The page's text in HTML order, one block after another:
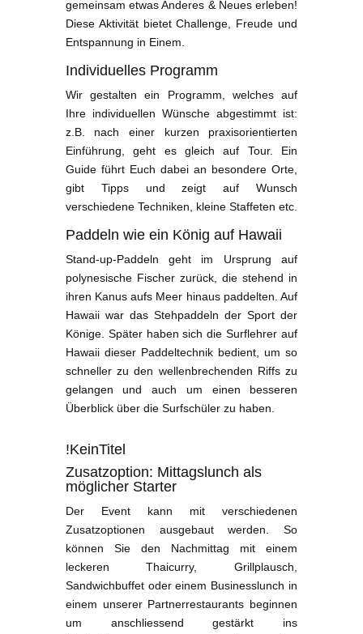
gemeinsam etwas Anderes & Neues erleben!
Diese Aktivität bietet Challenge, Freude und
Entspannung in Einem.
Individuelles Programm
Wir gestalten ein Programm, welches auf
Ihre individuellen Wünsche abgestimmt ist:
z.B. nach einer kurzen praxisorientierten
Einführung, geht es gleich auf Tour. Ein
Guide führt Euch dabei an besondere Orte,
gibt Tipps und zeigt auf Wunsch
verschiedene Techniken, kleine Staffeten etc.
Paddeln wie ein König auf Hawaii
Stand-up-Paddeln geht im Ursprung auf
polynesische Fischer zurück, die stehend in
ihren Kanus aufs Meer hinaus paddelten. Auf
Hawaii war das Stehpaddeln der Sport der
Könige. Später haben sich die Surflehrer auf
Hawaii dieser Paddeltechnik bedient, um so
schneller zu den wellenbrechenden Riffs zu
gelangen und auch um einen besseren
Überblick über die Surfschüler zu haben.
!KeinTitel
Zusatzoption: Mittagslunch als
möglicher Starter
Der Event kann mit verschiedenen
Zusatzoptionen ausgebaut werden. So
können Sie den Nachmittag mit einem
leckeren Thaicurry, Grillplausch,
Sandwichbuffet oder einem Businesslunch in
einem unserer Partnerrestaurants beginnen
um anschliessend gestärkt ins